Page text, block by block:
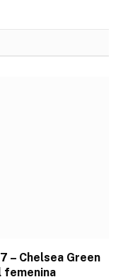
– Chelsea Green
femenina